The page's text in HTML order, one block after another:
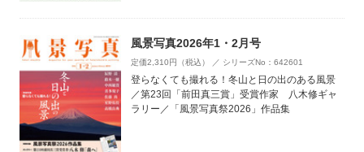
風景写真2026年1・2月号
定価2,310円（税込） ／ シリーズNo：642601
登らなくても撮れる！冬山と日の出のある風景
／第23回「前田真三賞」受賞作家 八木修ギャ
ラリー／「風景写真祭2026」作品集